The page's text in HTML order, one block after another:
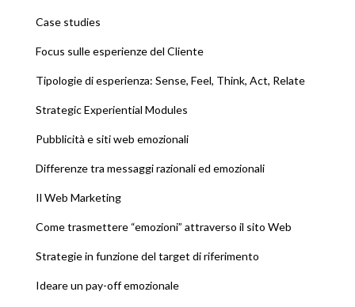
Case studies
Focus sulle esperienze del Cliente
Tipologie di esperienza: Sense, Feel, Think, Act, Relate
Strategic Experiential Modules
Pubblicità e siti web emozionali
Differenze tra messaggi razionali ed emozionali
Il Web Marketing
Come trasmettere “emozioni” attraverso il sito Web
Strategie in funzione del target di riferimento
Ideare un pay-off emozionale